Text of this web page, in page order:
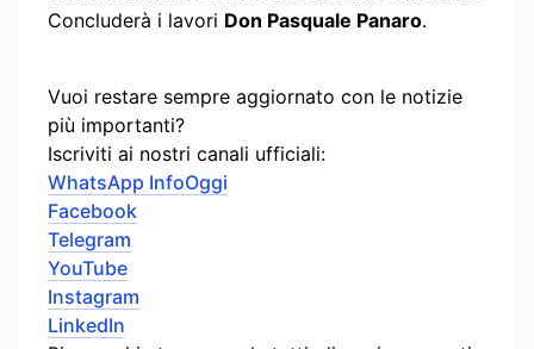
Concluderà i lavori Don Pasquale Panaro.
Vuoi restare sempre aggiornato con le notizie
più importanti?
Iscriviti ai nostri canali ufficiali:
WhatsApp InfoOggi
Facebook
Telegram
YouTube
Instagram
LinkedIn